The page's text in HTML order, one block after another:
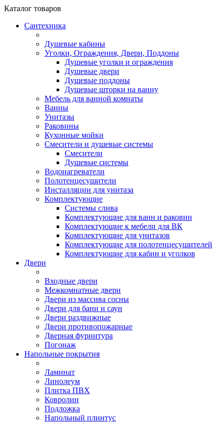
Каталог товаров
Сантехника
Душевые кабины
Уголки, Ограждения, Двери, Поддоны
Душевые уголки и ограждения
Душевые двери
Душевые поддоны
Душевые шторки на ванну
Мебель для ванной комнаты
Ванны
Унитазы
Раковины
Кухонные мойки
Смесители и душевые системы
Смесители
Душевые системы
Водонагреватели
Полотенцесушители
Инсталляции для унитаза
Комплектующие
Системы слива
Комплектующие для ванн и раковин
Комплектующие к мебели для ВК
Комплектующие для унитазов
Комплектующие для полотенцесушителей
Комплектующие для кабин и уголков
Двери
Входные двери
Межкомнатные двери
Двери из массива сосны
Двери для бани и саун
Двери раздвижные
Двери противопожарные
Дверная фурнитура
Погонаж
Напольные покрытия
Ламинат
Линолеум
Плитка ПВХ
Ковролин
Подложка
Напольный плинтус